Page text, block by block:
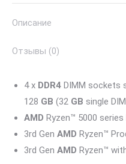
AORUS
V2
Описание
Отзывы (0)
4 x DDR4 DIMM sockets
128 GB (32 GB single
AMD Ryzen™ 5000
3rd Gen AMD Ryzen™
3rd Gen AMD Ryzen™